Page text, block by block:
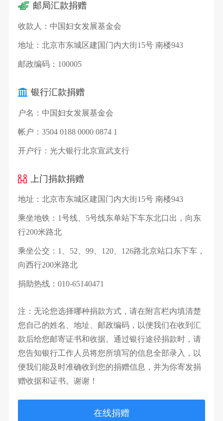
邮局汇款捐赠
收款人： 中国妇女发展基金会
地址： 北京市东城区建国门内大街15号 南楼943
邮政编码： 100005
银行汇款捐赠
户名： 中国妇女发展基金会
帐户： 3504 0188 0000 0874 1
开户行： 光大银行北京宣武支行
上门捐款捐赠
地址： 北京市东城区建国门内大街15号 南楼943
乘坐地铁： 1号线、5号线东单站下车东北口出，向东
行200米路北
乘坐公交： 1、52、99、120、126路北京站口东下车，
向西行200米路北
捐助热线： 010-65140471
注：无论您选择哪种捐款方式，请在附言栏内填清楚
您自己的姓名、地址、邮政编码，以便我们在收到汇
款后给您邮寄证书和收据。通过银行途径捐款时，请
您告知银行工作人员将您所填写的信息全部录入，以
便我们能及时准确收到您的捐赠信息，并为你寄发捐
赠收据和证书。谢谢！
在线捐赠